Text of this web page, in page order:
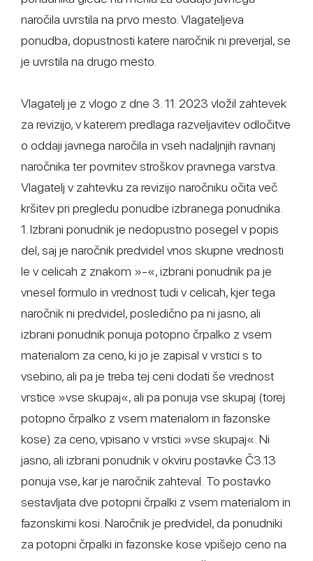
naročila uvrstila na prvo mesto. Vlagateljeva
ponudba, dopustnosti katere naročnik ni preverjal, se
je uvrstila na drugo mesto.
Vlagatelj je z vlogo z dne 3. 11. 2023 vložil zahtevek
za revizijo, v katerem predlaga razveljavitev odločitve
o oddaji javnega naročila in vseh nadaljnjih ravnanj
naročnika ter povrnitev stroškov pravnega varstva.
Vlagatelj v zahtevku za revizijo naročniku očita več
kršitev pri pregledu ponudbe izbranega ponudnika.
1. Izbrani ponudnik je nedopustno posegel v popis
del, saj je naročnik predvidel vnos skupne vrednosti
le v celicah z znakom »-«, izbrani ponudnik pa je
vnesel formulo in vrednost tudi v celicah, kjer tega
naročnik ni predvidel, posledično pa ni jasno, ali
izbrani ponudnik ponuja potopno črpalko z vsem
materialom za ceno, ki jo je zapisal v vrstici s to
vsebino, ali pa je treba tej ceni dodati še vrednost
vrstice »vse skupaj«, ali pa ponuja vse skupaj (torej
potopno črpalko z vsem materialom in fazonske
kose) za ceno, vpisano v vrstici »vse skupaj«. Ni
jasno, ali izbrani ponudnik v okviru postavke Č3.13
ponuja vse, kar je naročnik zahteval. To postavko
sestavljata dve potopni črpalki z vsem materialom in
fazonskimi kosi. Naročnik je predvidel, da ponudniki
za potopni črpalki in fazonske kose vpišejo ceno na